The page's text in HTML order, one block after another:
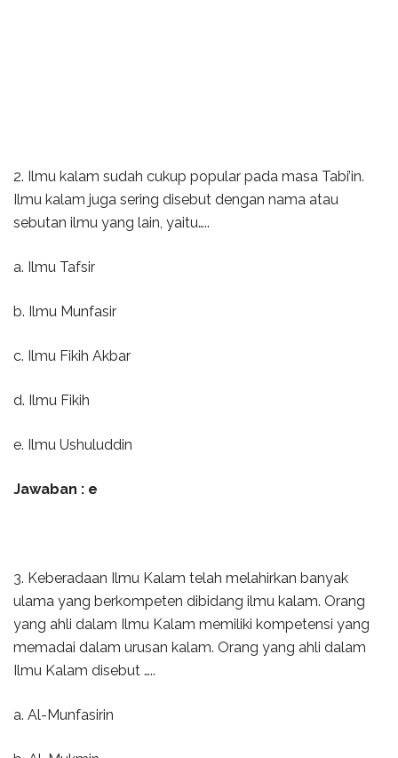
2. Ilmu kalam sudah cukup popular pada masa Tabi’in.
Ilmu kalam juga sering disebut dengan nama atau
sebutan ilmu yang lain, yaitu…..
a. Ilmu Tafsir
b. Ilmu Munfasir
c. Ilmu Fikih Akbar
d. Ilmu Fikih
e. Ilmu Ushuluddin
Jawaban : e
3. Keberadaan Ilmu Kalam telah melahirkan banyak
ulama yang berkompeten dibidang ilmu kalam. Orang
yang ahli dalam Ilmu Kalam memiliki kompetensi yang
memadai dalam urusan kalam. Orang yang ahli dalam
Ilmu Kalam disebut …..
a. Al-Munfasirin